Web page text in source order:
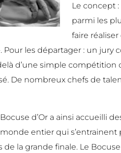
Le concept
parmi les
faire
Pour les départager : un jury
d’une simple compétition
De nombreux chefs de
d’Or a ainsi accueilli
entier qui
de la grande finale. Le